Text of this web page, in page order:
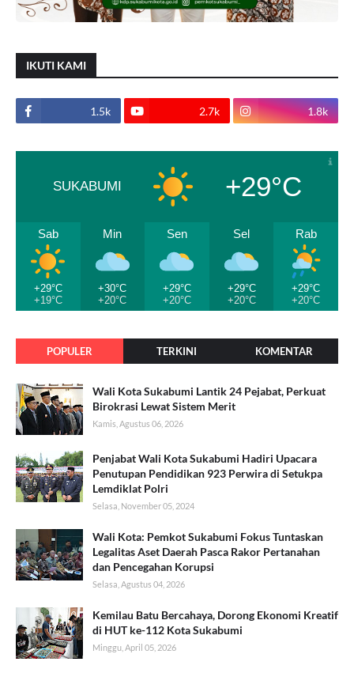
IKUTI KAMI
1.5k 2.7k 1.8k
SUKABUMI +29°C
Sab
+29°C
+19°C
Min
+30°C
+20°C
Sen
+29°C
+20°C
Sel
+29°C
+20°C
Rab
+29°C
+20°C
POPULER TERKINI KOMENTAR
Wali Kota Sukabumi Lantik 24 Pejabat, Perkuat
Birokrasi Lewat Sistem Merit
Kamis, Agustus 06, 2026
Penjabat Wali Kota Sukabumi Hadiri Upacara
Penutupan Pendidikan 923 Perwira di Setukpa
Lemdiklat Polri
Selasa, November 05, 2024
Wali Kota: Pemkot Sukabumi Fokus Tuntaskan
Legalitas Aset Daerah Pasca Rakor Pertanahan
dan Pencegahan Korupsi
Selasa, Agustus 04, 2026
Kemilau Batu Bercahaya, Dorong Ekonomi Kreatif
di HUT ke-112 Kota Sukabumi
Minggu, April 05, 2026